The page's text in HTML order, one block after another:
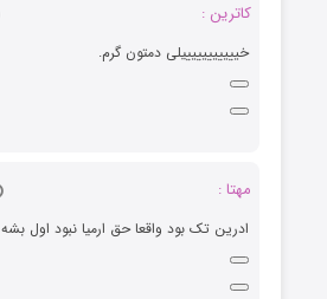
کاترین :
خیییییییییییلی دمتون گرم.
مهتا :
ادرین تک بود واقعا حق ارمیا نبود اول بشه